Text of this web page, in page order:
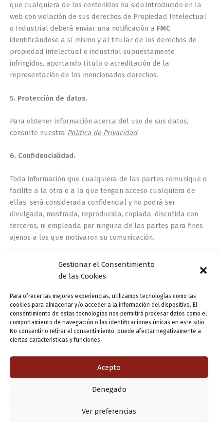
Gestionar el Consentimiento
de las Cookies
Para ofrecer las mejores experiencias, utilizamos tecnologías como las
cookies para almacenar y/o acceder a la información del dispositivo. El
consentimiento de estas tecnologías nos permitirá procesar datos como el
comportamiento de navegación o las identificaciones únicas en este sitio.
No consentir o retirar el consentimiento, puede afectar negativamente a
ciertas características y funciones.
Acepto
Denegado
Ver preferencias
que cualquiera de los contenidos ha sido introducido en la
web con violación de sus derechos de Propiedad Intelectual
o Industrial deberá enviar una notificación a FMC
identificándose a sí mismo y al titular de los derechos de
propiedad intelectual o industrial supuestamente
infringidos, aportando título o acreditación de la
representación de los mencionados derechos.
5. Protección de datos.
Para obtener información acerca del uso de sus datos,
consulte nuestra Política de Privacidad.
6. Confidencialidad.
Toda información que cualquiera de las partes comunique o
facilite a la otra o a la que tengan acceso cualquiera de
ellas, será considerada confidencial y no podrá ser
divulgada, mostrada, reproducida, copiada, discutida con
terceros, ni empleada por ninguna de las partes para fines
ajenos a los que motivaron su comunicación.
7. Legislación aplicable y jurisdicción.
dispuesto en la legislación española. Para cuantas
cuestiones pudieran suscitarse entre las partes en relación
con la interpretación y ejecución del presente documento,
ambas partes acuerdan de forma expresa y con renuncia de
cualquier otro fuero que pudiera corresponderles, a la
Todos los derechos reservados.
Copyright © 2026 Valladolid en su titna